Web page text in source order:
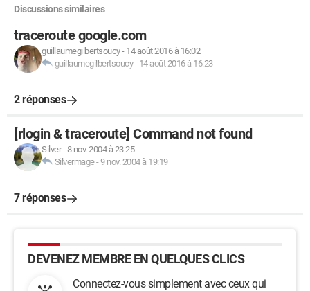
Les paquets n'arrivent pas à bon port n'est ce pas ??
Barbara
Discussions similaires
traceroute google.com
guillaumegilbertsoucy- 14 août 2016 à 16:02
guillaumegilbertsoucy- 14 août 2016 à 16:23
2 réponses
[rlogin & traceroute] Command not found
Silver-8 nov. 2004 à 23:25
Silvermage-9 nov. 2004 à 19:19
7 réponses
DEVENEZ MEMBRE EN QUELQUES CLICS
Connectez-vous simplement avec ceux qui